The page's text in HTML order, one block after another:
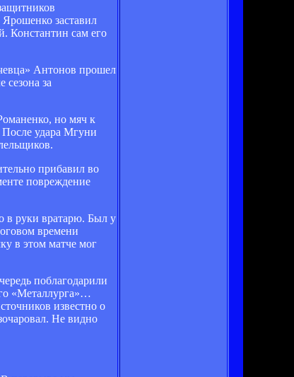
заставил
Константин сам его
Антонов прошел
за
но мяч к
После удара Мгуни
прибавил во
повреждение
в руки вратарю. Был у
времени
в этом матче мог
поблагодарили
«Металлурга»…
известно о
Не видно